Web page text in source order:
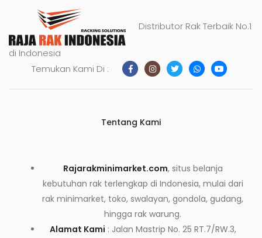
Distributor Rak Terbaik No.1
di Indonesia
Temukan Kami Di :
Tentang Kami
Rajarakminimarket.com, situs belanja
kebutuhan rak terlengkap di Indonesia, mulai dari
rak minimarket, toko, swalayan, gondola, gudang,
hingga rak warung.
Alamat Kami : Jalan Mastrip No. 25 RT.7/RW.3,